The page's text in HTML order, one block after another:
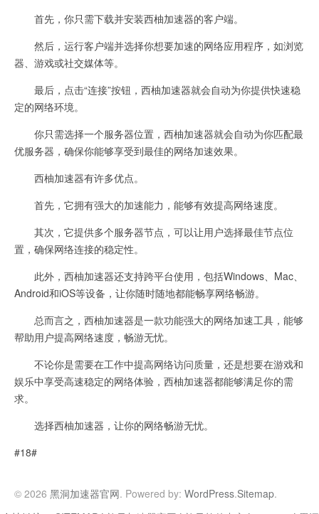
首先，你只需下载并安装西柚加速器的客户端。
然后，运行客户端并选择你想要加速的网络应用程序，如浏览
器、游戏或社交媒体等。
最后，点击“连接”按钮，西柚加速器就会自动为你提供快速稳
定的网络环境。
你只需选择一个服务器位置，西柚加速器就会自动为你匹配最
优服务器，确保你能够享受到最佳的网络加速效果。
西柚加速器有许多优点。
首先，它拥有强大的加速能力，能够有效提高网络速度。
其次，它提供多个服务器节点，可以让用户选择最佳节点位
置，确保网络连接的稳定性。
此外，西柚加速器还支持跨平台使用，包括Windows、Mac、
Android和iOS等设备，让你随时随地都能畅享网络畅游。
总而言之，西柚加速器是一款功能强大的网络加速工具，能够
帮助用户提高网络速度，畅游无忧。
不论你是需要在工作中提高网络访问质量，还是想要在游戏和
娱乐中享受高速稳定的网络体验，西柚加速器都能够满足你的需
求。
选择西柚加速器，让你的网络畅游无忧。
#18#
© 2026 黑洞加速器官网. Powered by: WordPress.Sitemap.